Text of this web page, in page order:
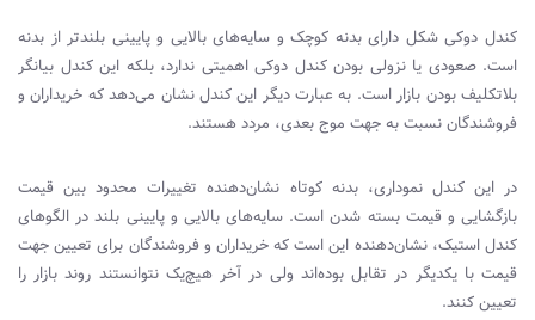
کندل دوکی شکل دارای بدنه کوچک و سایه‌های بالایی و پایینی بلندتر از بدنه
است. صعودی یا نزولی بودن کندل دوکی اهمیتی ندارد، بلکه این کندل بیانگر
بلاتکلیف بودن بازار است. به عبارت دیگر این کندل نشان می‌دهد که خریداران و
فروشندگان نسبت به جهت موج بعدی، مردد هستند.
در این کندل نموداری، بدنه کوتاه نشان‌دهنده تغییرات محدود بین قیمت
بازگشایی و قیمت بسته شدن است. سایه‌های بالایی و پایینی بلند در الگوهای
کندل استیک، نشان‌دهنده این است که خریداران و فروشندگان برای تعیین جهت
قیمت با یکدیگر در تقابل بوده‌اند ولی در آخر هیچ‌یک نتوانستند روند بازار را
تعیین کنند.